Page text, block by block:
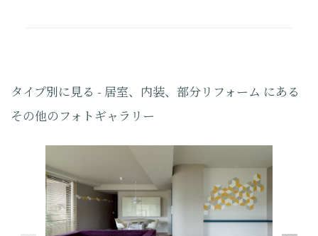
タイプ別に見る - 居室、内装、部分リフォーム にある
その他のフォトギャラリー